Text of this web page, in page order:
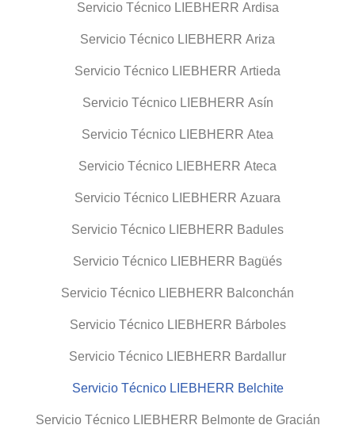
Servicio Técnico LIEBHERR Ardisa
Servicio Técnico LIEBHERR Ariza
Servicio Técnico LIEBHERR Artieda
Servicio Técnico LIEBHERR Asín
Servicio Técnico LIEBHERR Atea
Servicio Técnico LIEBHERR Ateca
Servicio Técnico LIEBHERR Azuara
Servicio Técnico LIEBHERR Badules
Servicio Técnico LIEBHERR Bagüés
Servicio Técnico LIEBHERR Balconchán
Servicio Técnico LIEBHERR Bárboles
Servicio Técnico LIEBHERR Bardallur
Servicio Técnico LIEBHERR Belchite
Servicio Técnico LIEBHERR Belmonte de Gracián